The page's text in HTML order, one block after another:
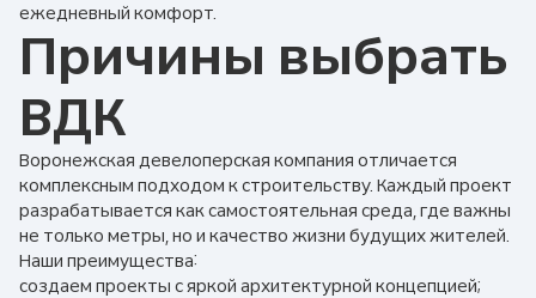
ежедневный комфорт.
Причины выбрать
ВДК
Воронежская девелоперская компания отличается
комплексным подходом к строительству. Каждый проект
разрабатывается как самостоятельная среда, где важны
не только метры, но и качество жизни будущих жителей.
Наши преимущества:
создаем проекты с яркой архитектурной концепцией;